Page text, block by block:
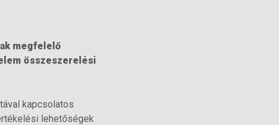
megfelelő
összeszerelési
kapcsolatos
lehetőségek